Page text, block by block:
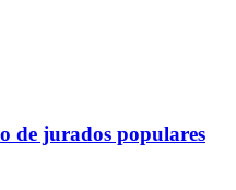
de jurados populares